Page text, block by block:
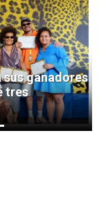
sus ganadores
tres
Next